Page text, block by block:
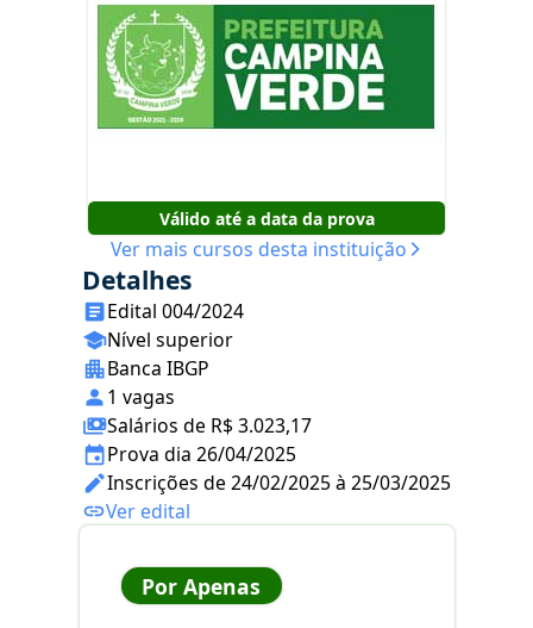
Válido até a data da prova
Ver mais cursos desta instituição
Detalhes
Edital 004/2024
Nível superior
Banca IBGP
1 vagas
Salários de R$ 3.023,17
Prova dia 26/04/2025
Inscrições de 24/02/2025 à 25/03/2025
Ver edital
Por Apenas